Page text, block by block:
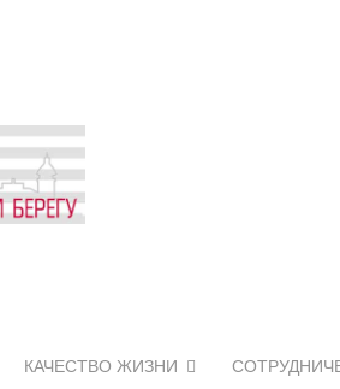
КАЧЕСТВО ЖИЗНИ